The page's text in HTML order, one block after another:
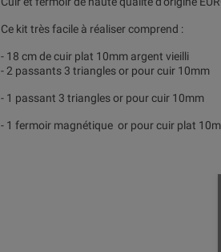
Ce kit très facile à réaliser comprend :
- 18 cm de cuir plat 10mm argent vieilli
- 2 passants 3 triangles or pour cuir 10mm
- 1 passant 3 triangles or pour cuir 10mm
- 1 fermoir magnétique or pour cuir plat